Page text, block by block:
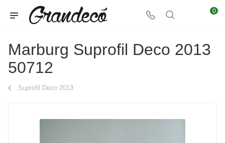
0
Marburg Suprofil Deco 2013
50712
Suprofil Deco 2013